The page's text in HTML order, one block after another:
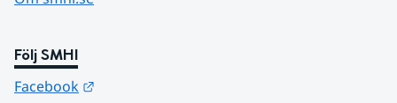
Följ SMHI
Facebook